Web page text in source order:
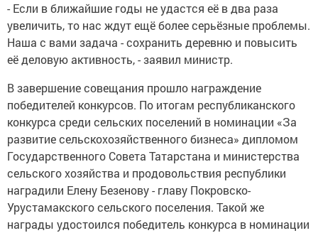
- Если в ближайшие годы не удастся её в два раза
увеличить, то нас ждут ещё более серьёзные проблемы.
Наша с вами задача - сохранить деревню и повысить
её деловую активность, - заявил министр.
В завершение совещания прошло награждение
победителей конкурсов. По итогам республиканского
конкурса среди сельских поселений в номинации «За
развитие сельскохозяйственного бизнеса» дипломом
Государственного Совета Татарстана и министерства
сельского хозяйства и продовольствия республики
наградили Елену Безенову - главу Покровско-
Урустамакского сельского поселения. Такой же
награды удостоился победитель конкурса в номинации